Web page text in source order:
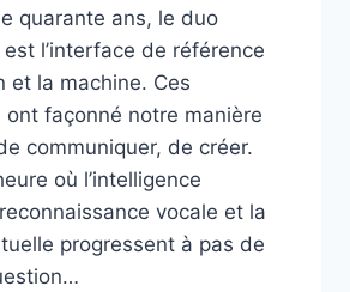
quarante ans, le duo
l’interface de référence
et la machine. Ces
ont façonné notre manière
communiquer, de créer.
où l’intelligence
vocale et la
progressent à pas de